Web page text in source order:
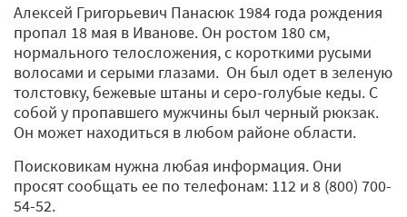
Алексей Григорьевич Панасюк 1984 года рождения
пропал 18 мая в Иванове. Он ростом 180 см,
нормального телосложения, с короткими русыми
волосами и серыми глазами. Он был одет в зеленую
толстовку, бежевые штаны и серо-голубые кеды. С
собой у пропавшего мужчины был черный рюкзак.
Он может находиться в любом районе области.
Поисковикам нужна любая информация. Они
просят сообщать ее по телефонам: 112 и 8 (800) 700-
54-52.